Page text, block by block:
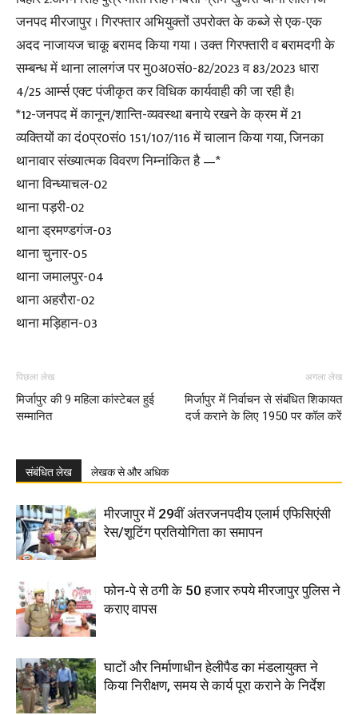
जनपद मीरजापुर । गिरफ्तार अभियुक्तों उपरोक्त के कब्जे से एक-एक
अदद नाजायज चाकू बरामद किया गया । उक्त गिरफ्तारी व बरामदगी के
सम्बन्ध में थाना लालगंज पर मु0अ0सं0-82/2023 व 83/2023 धारा
4/25 आर्म्स एक्ट पंजीकृत कर विधिक कार्यवाही की जा रही है।
*12-जनपद में कानून/शान्ति-व्यवस्था बनाये रखने के क्रम में 21
व्यक्तियों का दं0प्र0सं0 151/107/116 में चालान किया गया, जिनका
थानावार संख्यात्मक विवरण निम्नांकित है —*
थाना विन्ध्याचल-02
थाना पड़री-02
थाना ड्रमण्डगंज-03
थाना चुनार-05
थाना जमालपुर-04
थाना अहरौरा-02
थाना मड़िहान-03
पिछला लेख
मिर्जापुर की 9 महिला कांस्टेबल हुई
सम्मानित
अगला लेख
मिर्जापुर में निर्वाचन से संबंधित शिकायत
दर्ज कराने के लिए 1950 पर कॉल करें
संबंधित लेख लेखक से और अधिक
मीरजापुर में 29वीं अंतरजनपदीय एलार्म एफिसिएंसी
रेस/शूटिंग प्रतियोगिता का समापन
फोन-पे से ठगी के 50 हजार रुपये मीरजापुर पुलिस ने
कराए वापस
घाटों और निर्माणाधीन हेलीपैड का मंडलायुक्त ने
किया निरीक्षण, समय से कार्य पूरा कराने के निर्देश